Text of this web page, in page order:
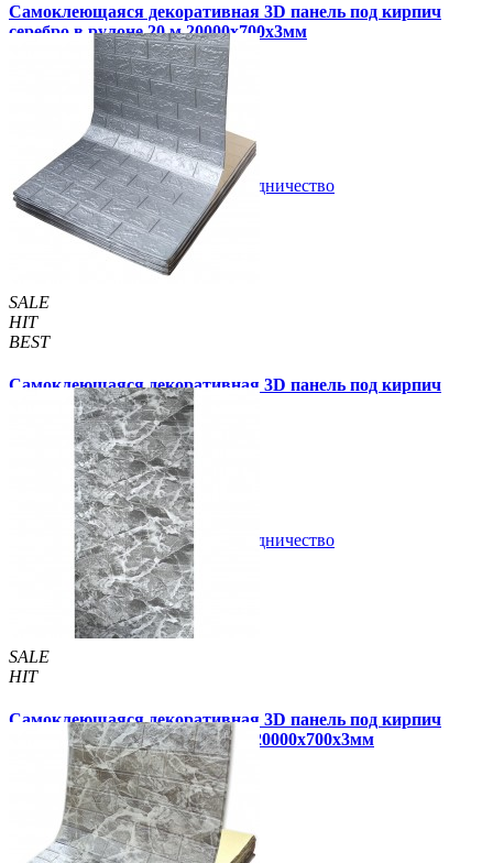
Самоклеющаяся декоративная 3D панель под кирпич
серебро в рулоне 20 м 20000x700x3мм
/шт 2 999 грн/шт
Купить В закладки Сотрудничество
SALE
HIT
BEST
Самоклеющаяся декоративная 3D панель под кирпич
серебро в рулоне 3080x700x3мм
/шт 450 грн/шт
Купить В закладки Сотрудничество
SALE
HIT
Самоклеющаяся декоративная 3D панель под кирпич
черный мрамор в рулоне 20 м 20000x700x3мм
1 900 грн/шт 3 300 грн/шт